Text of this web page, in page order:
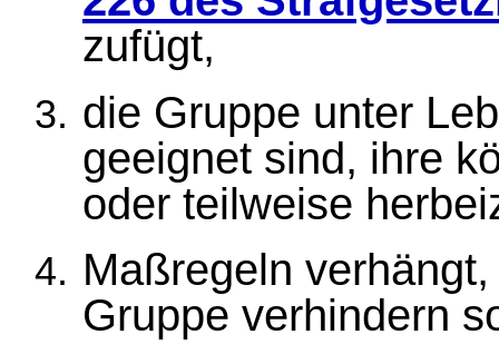
zufügt,
die Gruppe unter
geeignet sind, ihre
oder teilweise
Maßregeln
Gruppe verhindern